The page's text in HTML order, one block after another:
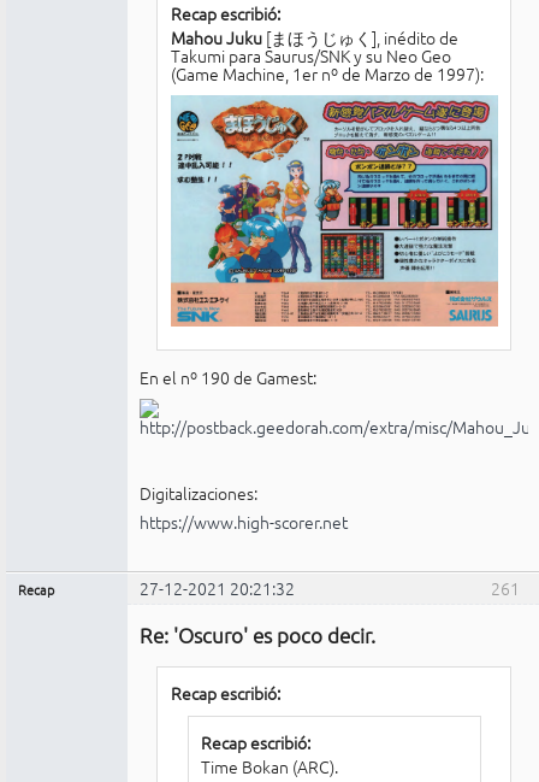
Recap escribió:
Mahou Juku[まほうじゅく], inédito de
Takumi para Saurus/SNK y su Neo Geo
(Game Machine, 1er nº de Marzo de 1997):
En el nº 190 de Gamest:
Digitalizaciones:
https://www.high-scorer.net
261
Recap 27-12-2021 20:21:32
Re: 'Oscuro' es poco decir.
Recap escribió:
Recap escribió:
Time Bokan (ARC).